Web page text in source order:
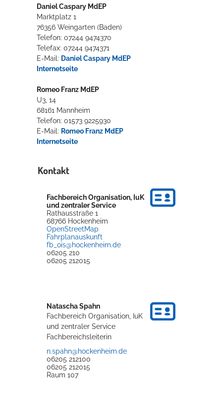
Daniel Caspary MdEP
Marktplatz 1
76356 Weingarten (Baden)
Telefon: 07244 9474370
Telefax: 07244 9474371
E-Mail: Daniel Caspary MdEP
Internetseite
Romeo Franz MdEP
U3, 14
68161 Mannheim
Telefon: 01573 9225930
E-Mail: Romeo Franz MdEP
Internetseite
Kontakt
Fachbereich Organisation, IuK
und zentraler Service
Rathausstraße 1
68766 Hockenheim
OpenStreetMap
Fahrplanauskunft
fb_ois@hockenheim.de
06205 210
06205 212015
NataschaSpahn
Fachbereich Organisation, IuK
und zentraler Service
Fachbereichsleiterin
n.spahn@hockenheim.de
06205 212100
06205 212015
Raum 107